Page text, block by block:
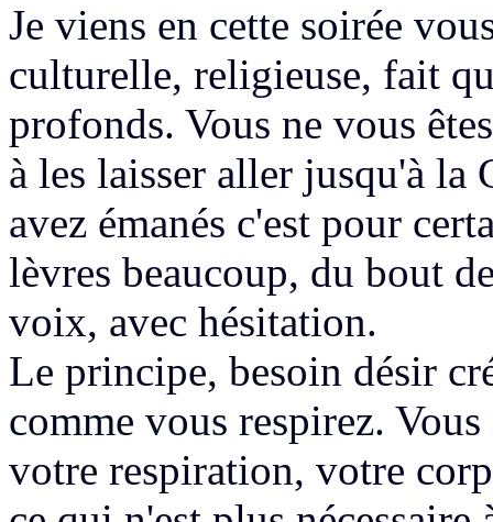
Je viens en cette soirée
culturelle, religieuse, fait
profonds. Vous ne vous
à les laisser aller jusqu'à la
avez émanés c'est pour
lèvres beaucoup, du bout
voix, avec hésitation.
Le principe, besoin désir
comme vous respirez. Vous
votre respiration, votre